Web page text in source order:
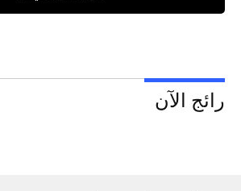
رائج الآن